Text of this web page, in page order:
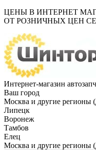
ЦЕНЫ В ИНТЕРНЕТ
ОТ РОЗНИЧНЫХ ЦЕН
Интернет-магазин
Ваш город
Москва и другие регионы
Липецк
Воронеж
Тамбов
Елец
Москва и другие регионы